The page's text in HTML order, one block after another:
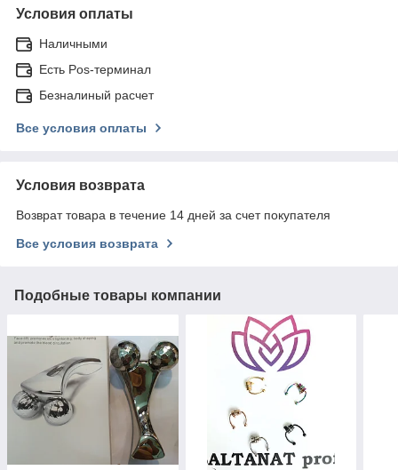
Условия оплаты
Наличными
Есть Pos-терминал
Безналиный расчет
Все условия оплаты
Условия возврата
Возврат товара в течение 14 дней за счет покупателя
Все условия возврата
Подобные товары компании